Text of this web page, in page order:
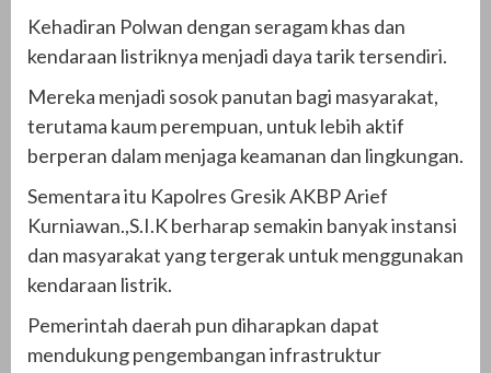
Kehadiran Polwan dengan seragam khas dan
kendaraan listriknya menjadi daya tarik tersendiri.
Mereka menjadi sosok panutan bagi masyarakat,
terutama kaum perempuan, untuk lebih aktif
berperan dalam menjaga keamanan dan lingkungan.
Sementara itu Kapolres Gresik AKBP Arief
Kurniawan.,S.I.K berharap semakin banyak instansi
dan masyarakat yang tergerak untuk menggunakan
kendaraan listrik.
Pemerintah daerah pun diharapkan dapat
mendukung pengembangan infrastruktur